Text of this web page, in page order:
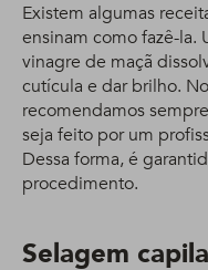
Existem algumas
ensinam como fazê-la.
vinagre de maçã
cutícula e dar brilho.
recomendamos
seja feito por um
Dessa forma, é
procedimento.
Selagem